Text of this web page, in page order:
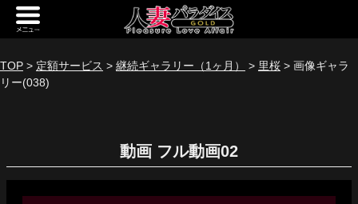
新規会員登録 ログイン
[定額] メインギャラリー
[定額] 人妻楽園ギャラリー
TOP > 定額サービス > 継続ギャラリー（1ヶ月） > 里桜 > 画像ギャラ
リー(038)
動画